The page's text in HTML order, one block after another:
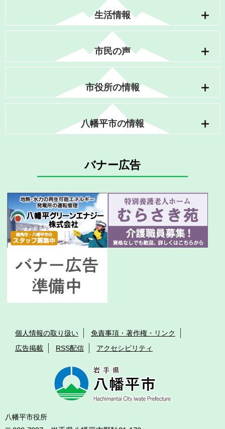
生活情報
市民の声
市役所の情報
八幡平市の情報
バナー広告
個人情報の取り扱い
免責事項・著作権・リンク
広告掲載
RSS配信 アクセシビリティ
八幡平市役所